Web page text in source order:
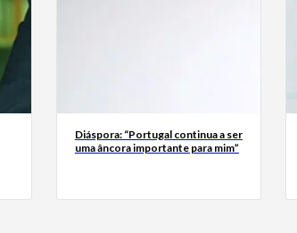
Diáspora: “Portugal continua a ser
uma âncora importante para mim”